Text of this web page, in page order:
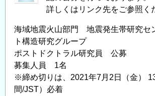
ス
ド
ク
ト
ラ
ル
研
海
域
地
震
火
山
詳しくはリンク先をご参照く
海域地震火山部門 地震発生帯研究
ト構造研究グループ
ポストドクトラル研究員 公募
募集人員 1名
※締め切りは、2021年7月2日（金）
間/JST）必着